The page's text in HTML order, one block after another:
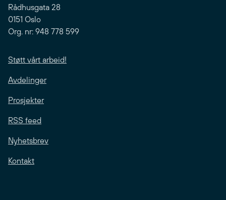
Rådhusgata 28
0151 Oslo
Org. nr: 948 778 599
Støtt vårt arbeid!
Avdelinger
Prosjekter
RSS feed
Nyhetsbrev
Kontakt